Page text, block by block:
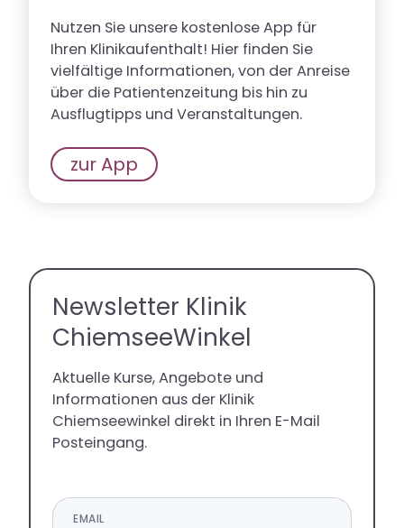
Nutzen Sie unsere kostenlose App für
Ihren Klinikaufenthalt! Hier finden Sie
vielfältige Informationen, von der Anreise
über die Patientenzeitung bis hin zu
Ausflugtipps und Veranstaltungen.
zur App
Newsletter Klinik
ChiemseeWinkel
Aktuelle Kurse, Angebote und
Informationen aus der Klinik
Chiemseewinkel direkt in Ihren E-Mail
Posteingang.
EMAIL